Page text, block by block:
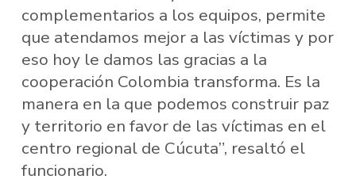
complementarios a los equipos, permite
que atendamos mejor a las víctimas y por
eso hoy le damos las gracias a la
cooperación Colombia transforma. Es la
manera en la que podemos construir paz​
y territorio en favor de las víctimas en el
centro regional de Cúcuta”, resaltó el
funcionario.